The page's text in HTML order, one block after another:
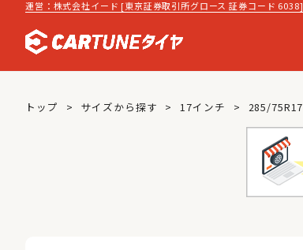
運営：株式会社イード [東京証券取引所グロース 証券コード 6038]
トップ サイズから探す 17インチ 285/75R17